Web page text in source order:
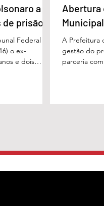
a
prisão
Federal
o ex-
e dois
a oito anos
Abertura
A Prefeitura
gestão do
parceria